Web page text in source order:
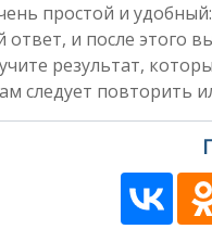
простой и
и после этого
результат,
следует повторить